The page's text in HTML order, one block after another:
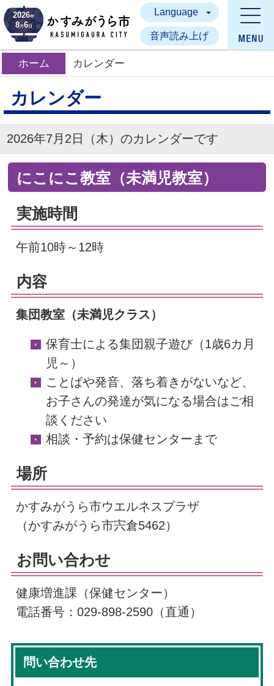
かすみがうら市
2026年
8月6日
Language
音声読み上げ
ホーム カレンダー
カレンダー
2026年7月2日（木）のカレンダーです
にこにこ教室（未満児教室）
実施時間
午前10時～12時
内容
集団教室（未満児クラス）
保育士による集団親子遊び（1歳6カ月
児～）
ことばや発音、落ち着きがないなど、
お子さんの発達が気になる場合はご相
談ください
相談・予約は保健センターまで
場所
かすみがうら市ウエルネスプラザ
（かすみがうら市宍倉5462）
お問い合わせ
健康増進課（保健センター）
電話番号：029-898-2590（直通）
問い合わせ先